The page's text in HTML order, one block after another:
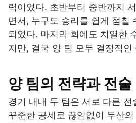
력이었다. 초반부터 중반까지
면서, 누구도 승리를 쉽게 점칠
되었다. 마지막 회에도 치열한
지만, 결국 양 팀 모두 결정적
양 팀의 전략과 전술
경기 내내 두 팀은 서로 다른 전
꾸준한 공세로 끊임없이 두산